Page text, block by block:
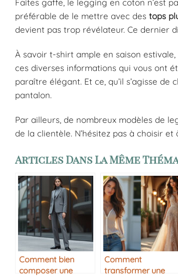
préférable de le mettre avec des tops
devient pas trop révélateur. Ce dernier
À savoir t-shirt ample en saison estivale,
ces diverses informations qui vous ont
paraître élégant. Et ce, qu’il s’agisse
pantalon.
Par ailleurs, de nombreux modèles de
de la clientèle. N’hésitez pas à choisir
Articles Dans La Même
Comment bien
composer une
Comment
transformer une